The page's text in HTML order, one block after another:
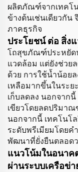
ผลิตภัณฑ์จากเทคโ
ข้างต้นเช่นเดียวกัน
ภาคธุรกิจ
ประโยชน์ ต่อ สิ่ง
โถสุขภัณฑ์ประหยัด
แวดล้อม แต่ยังช่วย
ด้วย การใช้น้ำน้อย
เหลือมากขึ้นในระ
เก็บลดลง นอกจาก
เขียวโดยลดปริมา
นอกจากนี้ เทคโนโ
ระดับพรีเมียมโดยค
พัฒนาที่ยั่งยืนตลอด
แนวโน้มในอนาค
ผ่านระบบเครือข่า